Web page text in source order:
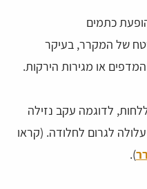
כתמים
של המקרר, בעיקר
או מגירות הירקות.
לדוגמה עקב נזילה
לגרום לחלודה. (קראו
).